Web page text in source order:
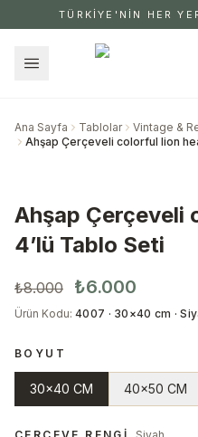
TÜRKİYE'NİN HER
Ana Sayfa Tablolar
Vintage &
Ahşap Çerçeveli colorful lion
Ahşap Çerçeveli
4’lü Tablo Seti
₺8.000 ₺6.000
Ürün Kodu: 4007 · 30×40 cm ·
BOYUT
30x40 CM 40x50 CM